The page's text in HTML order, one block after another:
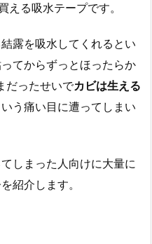
える吸水テープです。
露を吸水してくれるとい
てからずっとほったらか
だったせいでカビは生える
いう痛い目に遭ってしまい
しまった人向けに大量に
紹介します。